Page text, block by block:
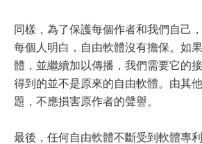
同樣，為了保護每個作者和我們自己
每個人明白，自由軟體沒有擔保。如
體，並繼續加以傳播，我們需要它的
得到的並不是原來的自由軟體。由其
題，不應損害原作者的聲譽。
最後，任何自由軟體不斷受到軟體專